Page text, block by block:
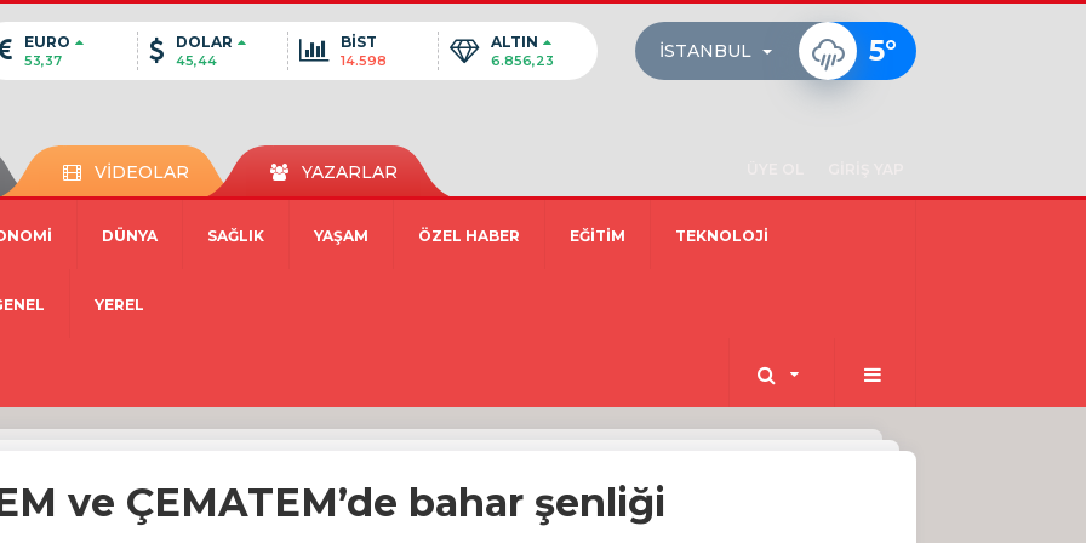
EURO
53,37
DOLAR
45,44
BİST
14.598
ALTIN
6.856,23 İSTANBUL 5°
VİDEOLAR YAZARLAR
DÜNYA SAĞLIK YAŞAM ÖZEL HABER EĞİTİM TEKNOLOJİ
YEREL
ve ÇEMATEM’de bahar şenliği